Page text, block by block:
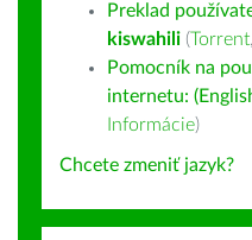
Preklad
kiswahili (Torrent,
Pomocník na
internetu:
Informácie)
Chcete zmeniť jazyk?